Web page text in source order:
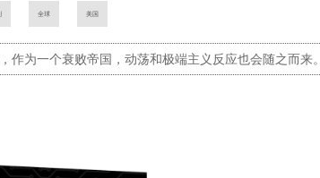
全球 美国
为一个衰败帝国，动荡和极端主义反应也会随之而来。